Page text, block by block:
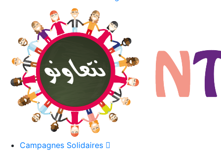
Campagnes Solidaires